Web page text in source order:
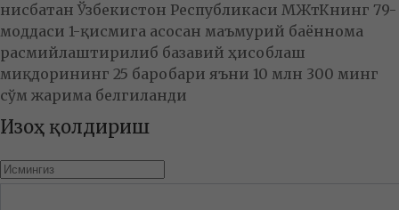
нисбатан Ўзбекистон Республикаси МЖтКнинг 79-
моддаси 1-қисмига асосан маъмурий баённома
расмийлаштирилиб базавий ҳисоблаш
миқдорининг 25 баробари яъни 10 млн 300 минг
сўм жарима белгиланди
Изоҳ қолдириш